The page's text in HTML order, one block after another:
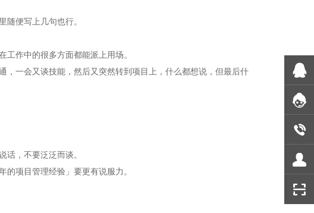
随便写上几句也行。
工作中的很多方面都能派上用场。
一会又谈技能，然后又突然转到项目上，什么都想说，但最后什
话，不要泛泛而谈。
的项目管理经验」要更有说服力。